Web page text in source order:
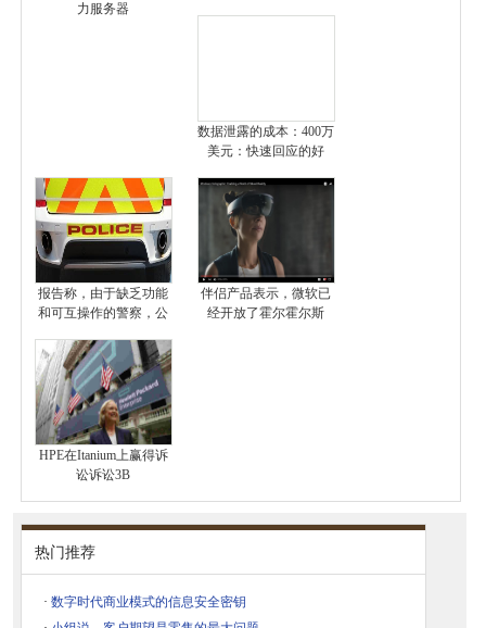
力服务器
数据泄露的成本：400万
美元：快速回应的好
报告称，由于缺乏功能
和可互操作的警察，公
伴侣产品表示，微软已
经开放了霍尔霍尔斯
HPE在Itanium上赢得诉
讼诉讼3B
热门推荐
· 数字时代商业模式的信息安全密钥